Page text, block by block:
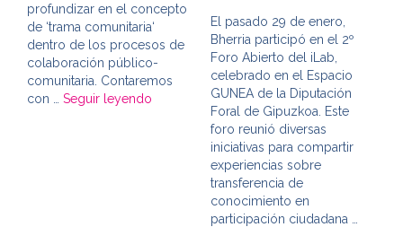
profundizar en el concepto
de ‘trama comunitaria‘
dentro de los procesos de
colaboración público-
comunitaria. Contaremos
con … Seguir leyendo
El pasado 29 de enero,
Bherria participó en el 2º
Foro Abierto del iLab,
celebrado en el Espacio
GUNEA de la Diputación
Foral de Gipuzkoa. Este
foro reunió diversas
iniciativas para compartir
experiencias sobre
transferencia de
conocimiento en
participación ciudadana …